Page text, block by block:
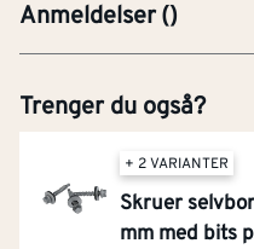
Anmeldelser()
Trenger du også?
+ 2 VARIANTER
Skruer
mm med bits